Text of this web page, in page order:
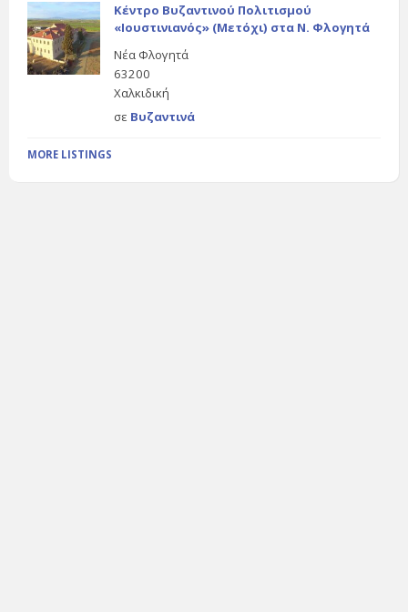
Κέντρο Βυζαντινού Πολιτισμού
«Ιουστινιανός» (Μετόχι) στα Ν. Φλογητά
Νέα Φλογητά
63200
Χαλκιδική
σε Βυζαντινά
MORE LISTINGS